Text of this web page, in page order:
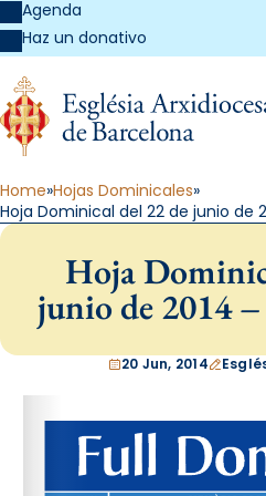
Agenda
Haz un donativo
Home Hojas Dominicales
Hoja Dominical del 22 de junio de
Hoja
junio de 2014
20 Jun, 2014